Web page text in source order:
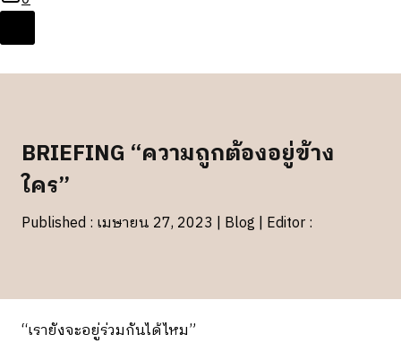
BRIEFING “ความถูกต้องอยู่ข้าง
ใคร”
Published : เมษายน 27, 2023 | Blog | Editor :
“เรายังจะอยู่ร่วมกันได้ไหม”